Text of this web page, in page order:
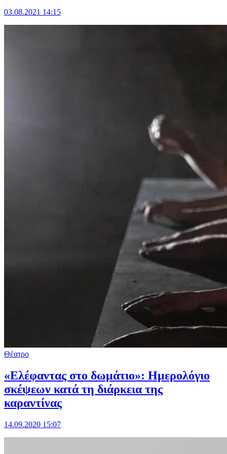
03.08.2021 14:15
Θέατρο
«Ελέφαντας στο δωμάτιο»: Ημερολόγιο
σκέψεων κατά τη διάρκεια της
καραντίνας
14.09.2020 15:07